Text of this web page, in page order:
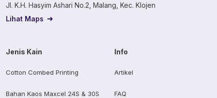
Jl. K.H. Hasyim Ashari No.2, Malang, Kec. Klojen
Lihat Maps
Jenis Kain
Cotton Combed Printing
Bahan Kaos Maxcel 24S & 30S
Info
Artikel
FAQ